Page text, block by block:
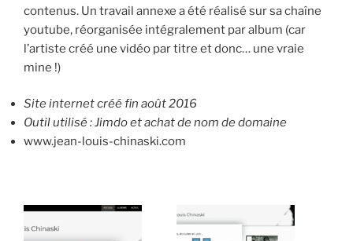
contenus. Un travail annexe a été réalisé sur sa chaîne
youtube, réorganisée intégralement par album (car
l’artiste créé une vidéo par titre et donc… une vraie
mine !)
Site internet créé fin août 2016
Outil utilisé : Jimdo et achat de nom de domaine
www.jean-louis-chinaski.com